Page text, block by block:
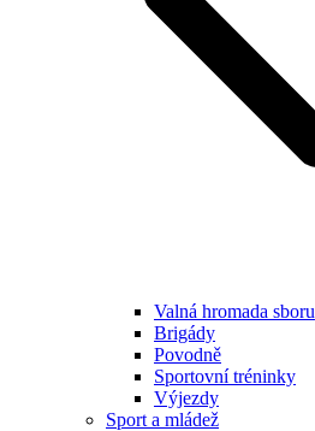
Valná hromada sboru
Brigády
Povodně
Sportovní tréninky
Výjezdy
Sport a mládež